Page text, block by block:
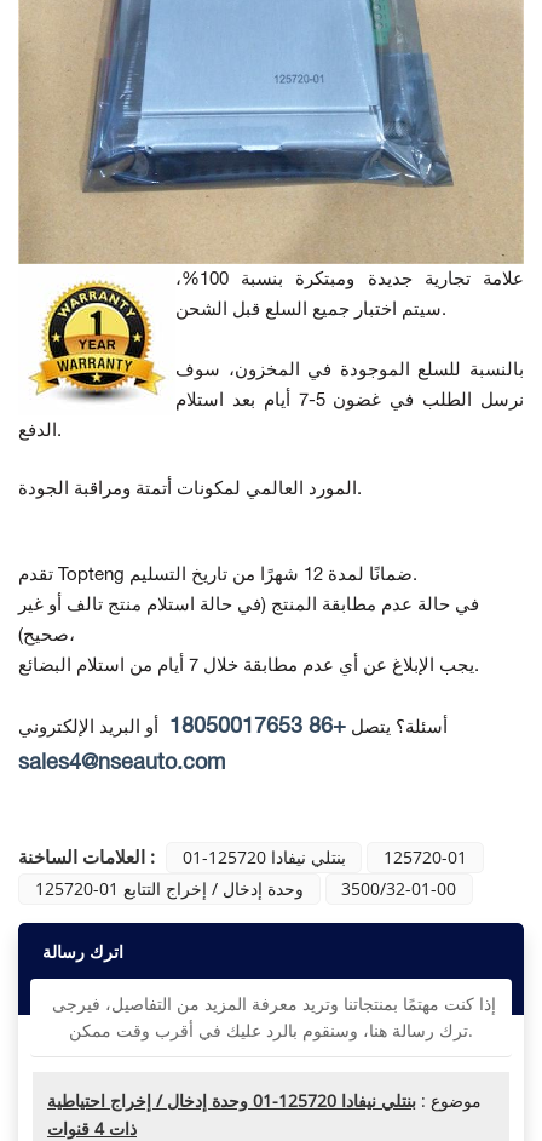
علامة تجارية جديدة ومبتكرة بنسبة 100%،
سيتم اختبار جميع السلع قبل الشحن.
بالنسبة للسلع الموجودة في المخزون، سوف
نرسل الطلب في غضون 5-7 أيام بعد استلام
الدفع.
المورد العالمي لمكونات أتمتة ومراقبة الجودة.
تقدم Topteng ضمانًا لمدة 12 شهرًا من تاريخ التسليم.
في حالة عدم مطابقة المنتج (في حالة استلام منتج تالف أو غير
صحيح)،
يجب الإبلاغ عن أي عدم مطابقة خلال 7 أيام من استلام البضائع.
أسئلة؟ يتصل +86 18050017653 أو البريد الإلكتروني
sales4@nseauto.com
العلامات الساخنة : بنتلي نيفادا 125720-01
125720-01
125720-01 وحدة إدخال / إخراج التتابع
3500/32-01-00
اترك رسالة
ترك رسالة هنا، وسنقوم بالرد عليك في أقرب وقت ممكن.
موضوع :
بنتلي نيفادا 125720-01 وحدة إدخال / إخراج احتياطية
ذات 4 قنوات